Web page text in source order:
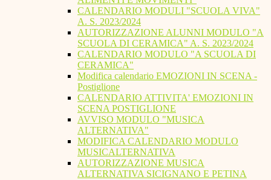
CALENDARIO MODULI "SCUOLA VIVA"
A. S. 2023/2024
AUTORIZZAZIONE ALUNNI MODULO "A
SCUOLA DI CERAMICA" A. S. 2023/2024
CALENDARIO MODULO "A SCUOLA DI
CERAMICA"
Modifica calendario EMOZIONI IN SCENA -
Postiglione
CALENDARIO ATTIVITA' EMOZIONI IN
SCENA POSTIGLIONE
AVVISO MODULO "MUSICA
ALTERNATIVA"
MODIFICA CALENDARIO MODULO
MUSICALTERNATIVA
AUTORIZZAZIONE MUSICA
ALTERNATIVA SICIGNANO E PETINA